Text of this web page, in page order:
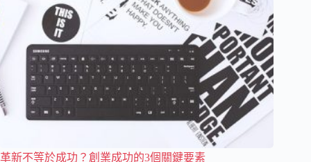
革新不等於成功？創業成功的3個關鍵要素